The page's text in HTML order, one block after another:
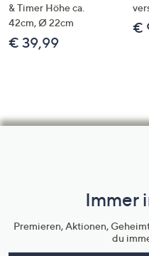
& Timer Höhe ca.
42cm, Ø 22cm
€ 39,99
€
Immer
Premieren, Aktionen,
du